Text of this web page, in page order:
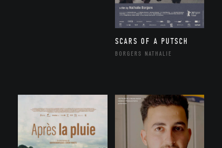
SCARS OF A PUTSCH
BORGERS NATHALIE